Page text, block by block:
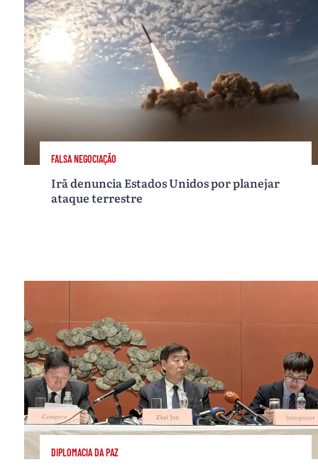
FALSA NEGOCIAÇÃO
Irã denuncia Estados Unidos por planejar
ataque terrestre
DIPLOMACIA DA PAZ